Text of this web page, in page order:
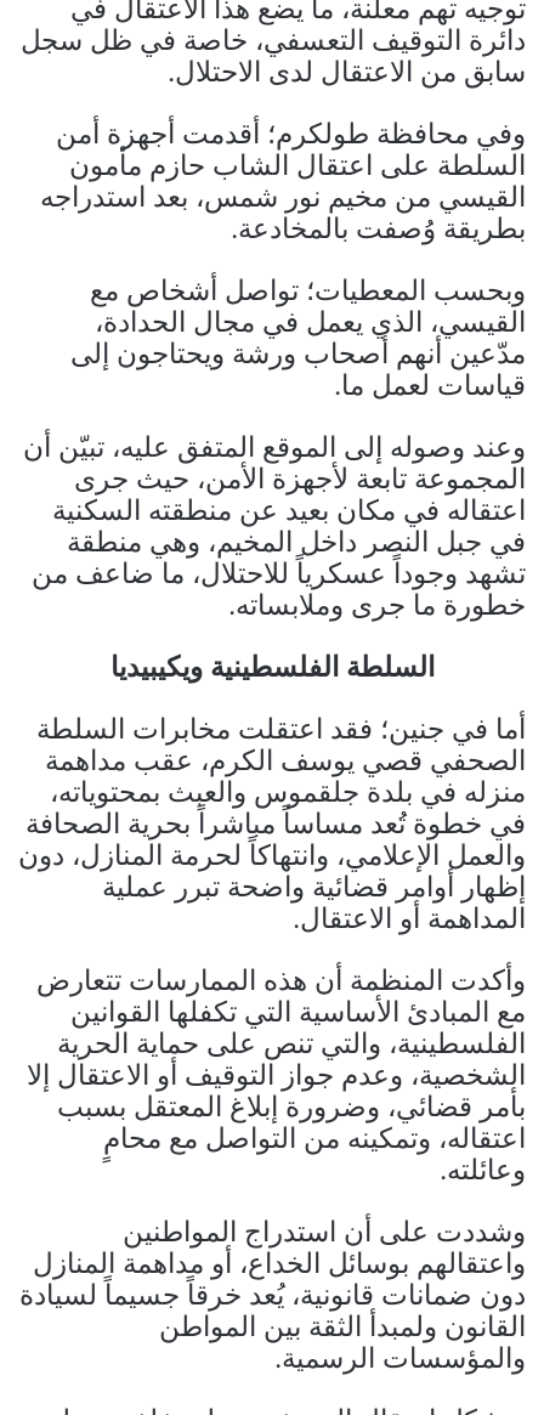
توجيه تهم معلنة، ما يضع هذا الاعتقال في
دائرة التوقيف التعسفي، خاصة في ظل سجل
سابق من الاعتقال لدى الاحتلال.
وفي محافظة طولكرم؛ أقدمت أجهزة أمن
السلطة على اعتقال الشاب حازم مأمون
القيسي من مخيم نور شمس، بعد استدراجه
بطريقة وُصفت بالمخادعة.
وبحسب المعطيات؛ تواصل أشخاص مع
القيسي، الذي يعمل في مجال الحدادة،
مدّعين أنهم أصحاب ورشة ويحتاجون إلى
قياسات لعمل ما.
وعند وصوله إلى الموقع المتفق عليه، تبيّن أن
المجموعة تابعة لأجهزة الأمن، حيث جرى
اعتقاله في مكان بعيد عن منطقته السكنية
في جبل النصر داخل المخيم، وهي منطقة
تشهد وجوداً عسكرياً للاحتلال، ما ضاعف من
خطورة ما جرى وملابساته.
السلطة الفلسطينية ويكيبيديا
أما في جنين؛ فقد اعتقلت مخابرات السلطة
الصحفي قصي يوسف الكرم، عقب مداهمة
منزله في بلدة جلقموس والعبث بمحتوياته،
في خطوة تُعد مساساً مباشراً بحرية الصحافة
والعمل الإعلامي، وانتهاكاً لحرمة المنازل، دون
إظهار أوامر قضائية واضحة تبرر عملية
المداهمة أو الاعتقال.
وأكدت المنظمة أن هذه الممارسات تتعارض
مع المبادئ الأساسية التي تكفلها القوانين
الفلسطينية، والتي تنص على حماية الحرية
الشخصية، وعدم جواز التوقيف أو الاعتقال إلا
بأمر قضائي، وضرورة إبلاغ المعتقل بسبب
اعتقاله، وتمكينه من التواصل مع محامٍ
وعائلته.
وشددت على أن استدراج المواطنين
واعتقالهم بوسائل الخداع، أو مداهمة المنازل
دون ضمانات قانونية، يُعد خرقاً جسيماً لسيادة
القانون ولمبدأ الثقة بين المواطن
والمؤسسات الرسمية.